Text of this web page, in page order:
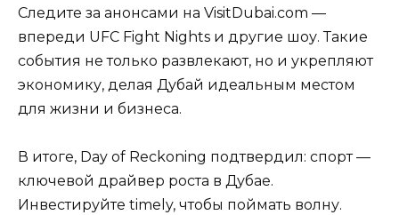
Следите за анонсами на VisitDubai.com —
впереди UFC Fight Nights и другие шоу. Такие
события не только развлекают, но и укрепляют
экономику, делая Дубай идеальным местом
для жизни и бизнеса.
В итоге, Day of Reckoning подтвердил: спорт —
ключевой драйвер роста в Дубае.
Инвестируйте timely, чтобы поймать волну.